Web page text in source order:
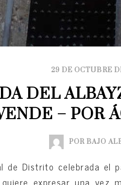
29 DE OCTUBRE
DEL
– POR
POR BAJO
de Distrito celebrada el
quiere expresar una